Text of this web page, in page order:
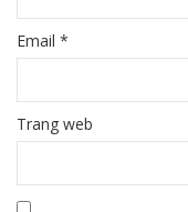
Email *
Trang web